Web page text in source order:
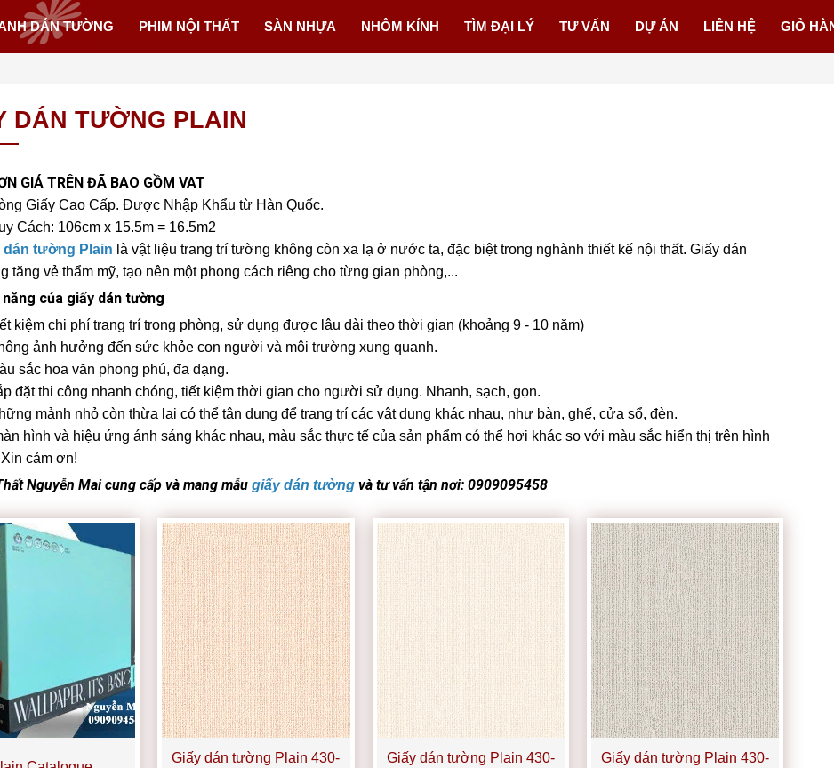
DÁN TƯỜNG PHIM NỘI THẤT SÀN NHỰA NHÔM KÍNH TÌM ĐẠI LÝ TƯ VẤN DỰ ÁN LIÊN HỆ GIỎ
DÁN TƯỜNG PLAIN
GIÁ TRÊN ĐÃ BAO GỒM VAT
Giấy Cao Cấp. Được Nhập Khẩu từ Hàn Quốc.
Cách: 106cm x 15.5m = 16.5m2
dán tường Plain là vật liệu trang trí tường không còn xa lạ ở nước ta, đặc biệt trong nghành thiết kế nội thất. Giấy dán
tăng vẻ thẩm mỹ, tạo nên một phong cách riêng cho từng gian phòng,...
của giấy dán tường
kiệm chi phí trang trí trong phòng, sử dụng được lâu dài theo thời gian (khoảng 9 - 10 năm)
ảnh hưởng đến sức khỏe con người và môi trường xung quanh.
sắc hoa văn phong phú, đa dạng.
đặt thi công nhanh chóng, tiết kiệm thời gian cho người sử dụng. Nhanh, sạch, gọn.
mảnh nhỏ còn thừa lại có thể tận dụng để trang trí các vật dụng khác nhau, như bàn, ghế, cửa sổ, đèn.
hình và hiệu ứng ánh sáng khác nhau, màu sắc thực tế của sản phẩm có thể hơi khác so với màu sắc hiển thị trên hình
cảm ơn!
Nguyễn Mai cung cấp và mang mẫu giấy dán tường và tư vấn tận nơi: 0909095458
Giấy dán tường Plain 430-
Giấy dán tường Plain 430-
Giấy dán tường Plain 430-